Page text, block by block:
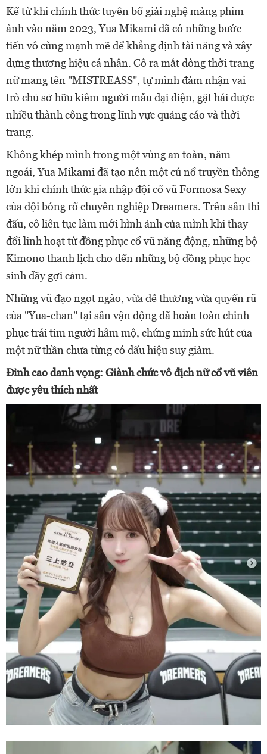
Kể từ khi chính thức tuyên bố giải nghệ mảng phim
ảnh vào năm 2023, Yua Mikami đã có những bước
tiến vô cùng mạnh mẽ để khẳng định tài năng và xây
dựng thương hiệu cá nhân. Cô ra mắt dòng thời trang
nữ mang tên "MISTREASS", tự mình đảm nhận vai
trò chủ sở hữu kiêm người mẫu đại diện, gặt hái được
nhiều thành công trong lĩnh vực quảng cáo và thời
trang.
Không khép mình trong một vùng an toàn, năm
ngoái, Yua Mikami đã tạo nên một cú nổ truyền thông
lớn khi chính thức gia nhập đội cổ vũ Formosa Sexy
của đội bóng rổ chuyên nghiệp Dreamers. Trên sân thi
đấu, cô liên tục làm mới hình ảnh của mình khi thay
đổi linh hoạt từ đồng phục cổ vũ năng động, những bộ
Kimono thanh lịch cho đến những bộ đồng phục học
sinh đầy gợi cảm.
Những vũ đạo ngọt ngào, vừa dễ thương vừa quyến rũ
của "Yua-chan" tại sân vận động đã hoàn toàn chinh
phục trái tim người hâm mộ, chứng minh sức hút của
một nữ thần chưa từng có dấu hiệu suy giảm.
Đỉnh cao danh vọng: Giành chức vô địch nữ cổ vũ viên
được yêu thích nhất